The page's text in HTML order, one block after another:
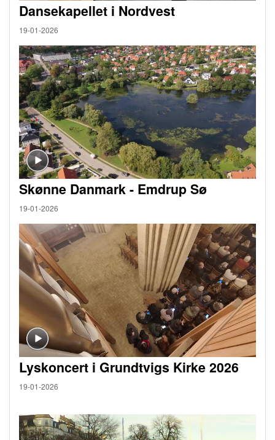
Dansekapellet i Nordvest
19-01-2026
Skønne Danmark - Emdrup Sø
19-01-2026
Lyskoncert i Grundtvigs Kirke 2026
19-01-2026